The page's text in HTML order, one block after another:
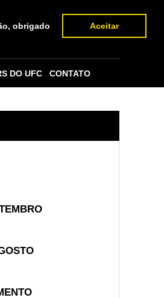
obrigado Aceitar
DO UFC CONTATO